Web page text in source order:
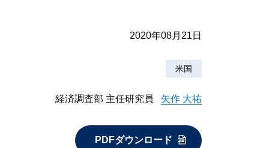
2020年08月21日
米国
経済調査部 主任研究員 矢作 大祐
PDFダウンロード